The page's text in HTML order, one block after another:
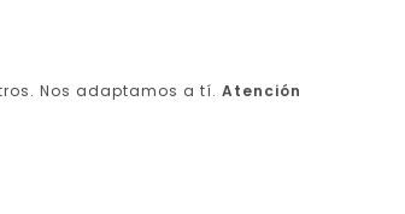
Nos adaptamos a tí. Atención